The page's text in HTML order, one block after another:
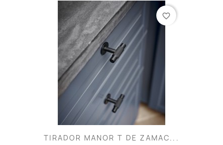
TIRADOR MANOR T DE ZAMAC...
favorite_border